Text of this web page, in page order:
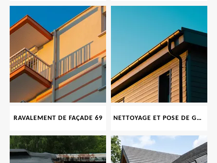
RAVALEMENT DE FAÇADE 69 NETTOYAGE ET POSE DE GOUTTIÈRE 69